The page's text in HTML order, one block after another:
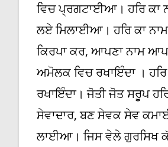
ਵਿਚ ਪ੍ਰਗਟਾਈਆ। ਹਰਿ ਕਾ
ਲਏ ਮਿਲਾਈਆ। ਹਰਿ ਕਾ
ਕਿਰਪਾ ਕਰ, ਆਪਣਾ ਨਾਮ ਆਪ
ਅਮੋਲਕ ਵਿਚ ਰਖਾਇੰਦਾ ।
ਰਖਾਇੰਦਾ। ਜੋਤੀ ਜੋਤ ਸਰੂਪ
ਸੇਵਾਦਾਰ, ਬਣ ਸੇਵਕ ਸੇਵ
ਲਾਈਆ। ਜਿਸ ਵੇਲੇ ਗੁਰਸਿਖ